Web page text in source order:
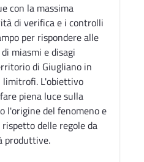
con la massima
di verifica e i controlli
per rispondere alle
miasmi e disagi
di Giugliano in
limitrofi. L'obiettivo
piena luce sulla
l'origine del fenomeno e
delle regole da
produttive.